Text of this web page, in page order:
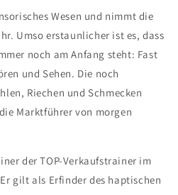
Wesen und nimmt die
Umso erstaunlicher ist es, dass
noch am Anfang steht: Fast
und Sehen. Die noch
Riechen und Schmecken
Marktführer von morgen
der TOP-Verkaufstrainer im
gilt als Erfinder des haptischen